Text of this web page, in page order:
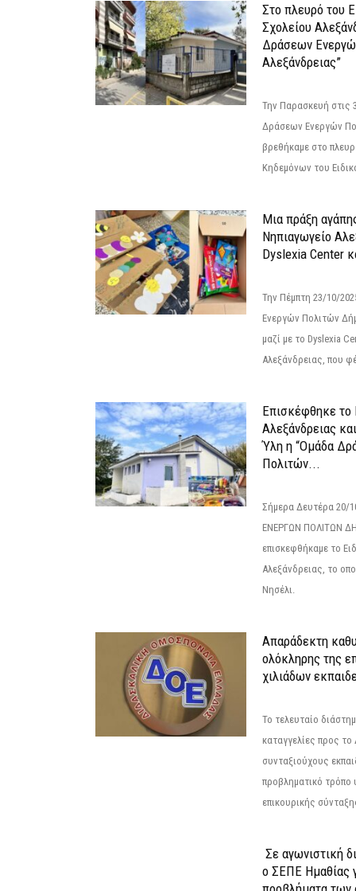
Στο πλευρό του
Σχολείου
Δράσεων
Αλεξάνδρειας”
Την Παρασκευή
Δράσεων Ενεργών
βρεθήκαμε στο
Κηδεμόνων του
Μια πράξη
Νηπιαγωγείο
Dyslexia Center
Την Πέμπτη 23/10/
Ενεργών Πολιτών
μαζί με το Dyslexia
Αλεξάνδρειας, που
Επισκέφθηκε το
Αλεξάνδρειας
Ύλη η “Ομάδα
Πολιτών...
Σήμερα Δευτέρα
ΕΝΕΡΓΩΝ ΠΟΛΙΤΩΝ
επισκεφθήκαμε το
Αλεξάνδρειας, το
Νησέλι.
Απαράδεκτη
ολόκληρης της
χιλιάδων
Το τελευταίο
καταγγελίες προς
συνταξιούχους
προβληματικό τρόπο
επικουρικής
Σε αγωνιστική
ο ΣΕΠΕ Ημαθίας